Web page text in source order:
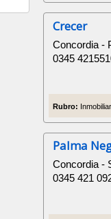
Crecer
Concordia -
0345
Rubro:
Palma
Concordia -
0345 421